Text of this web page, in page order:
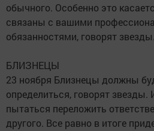
обычного. Особенно это
связаны с вашими
обязанностями, говорят звезды.
БЛИЗНЕЦЫ
23 ноября Близнецы должны
определиться, говорят
пытаться переложить
другого. Все равно в итоге